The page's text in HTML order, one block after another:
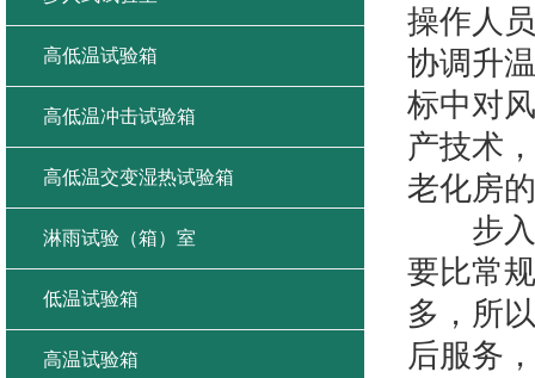
操作人
协调升
标中对
产技术
老化房
步入
要比常
多，所
后服务
高低温试验箱
高低温冲击试验箱
高低温交变湿热试验箱
淋雨试验（箱）室
低温试验箱
高温试验箱